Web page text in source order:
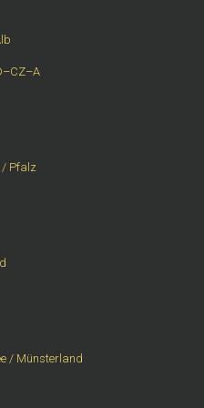
/ Pfalz
/ Münsterland